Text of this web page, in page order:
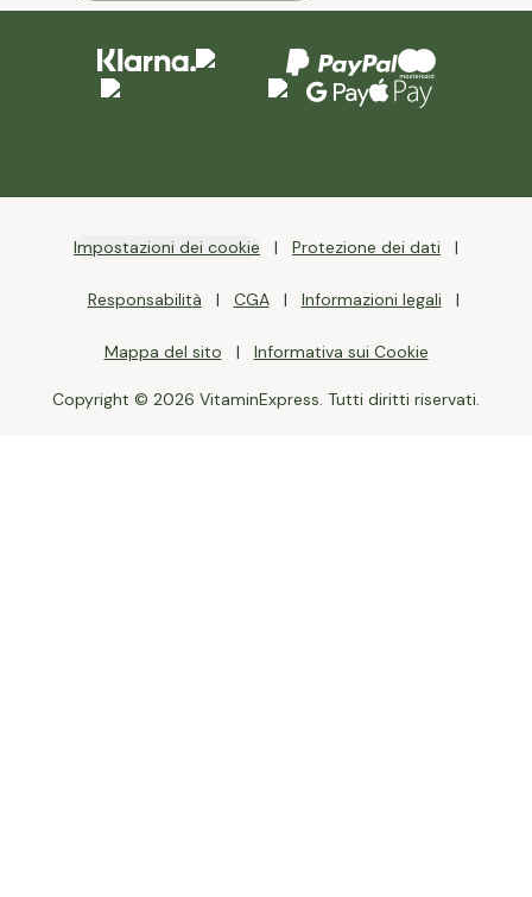
Impostazioni dei cookie Protezione dei dati
Responsabilità CGA Informazioni legali
Mappa del sito Informativa sui Cookie
Copyright © 2026 VitaminExpress. Tutti diritti riservati.